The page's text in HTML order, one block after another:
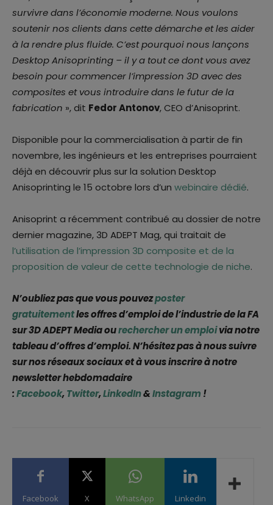
survivre dans l’économie moderne. Nous voulons
soutenir nos clients dans cette démarche et les aider
à la rendre plus fluide. C’est pourquoi nous lançons
Desktop Anisoprinting – il y a tout ce dont vous avez
besoin pour commencer l’impression 3D avec des
composites et vous introduire dans le futur de la
fabrication », dit Fedor Antonov, CEO d’Anisoprint.
Disponible pour la commercialisation à partir de fin
novembre, les ingénieurs et les entreprises pourraient
déjà en découvrir plus sur la solution Desktop
Anisoprinting le 15 octobre lors d’un webinaire dédié.
Anisoprint a récemment contribué au dossier de notre
dernier magazine, 3D ADEPT Mag, qui traitait de
l’utilisation de l’impression 3D composite et de la
proposition de valeur de cette technologie de niche.
N’oubliez pas que vous pouvezposter
gratuitementles offres d’emploi de l’industrie de la FA
sur 3D ADEPT Media ourechercher un emploivia notre
tableau d’offres d’emploi. N’hésitez pas à nous suivre
sur nos réseaux sociaux et à vous inscrire à notre
newsletter hebdomadaire
:Facebook,Twitter,LinkedIn&Instagram !
Facebook X WhatsApp Linkedin